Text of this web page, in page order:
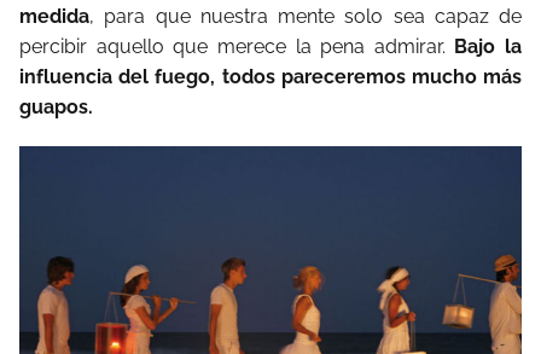
medida, para que nuestra mente solo sea capaz de
percibir aquello que merece la pena admirar. Bajo la
influencia del fuego, todos pareceremos mucho más
guapos.